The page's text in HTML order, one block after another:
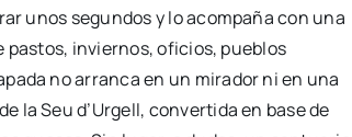
unos segundos y lo acompaña con una
pastos, inviernos, oficios, pueblos
no arranca en un mirador ni en una
la Seu d’Urgell, convertida en base de